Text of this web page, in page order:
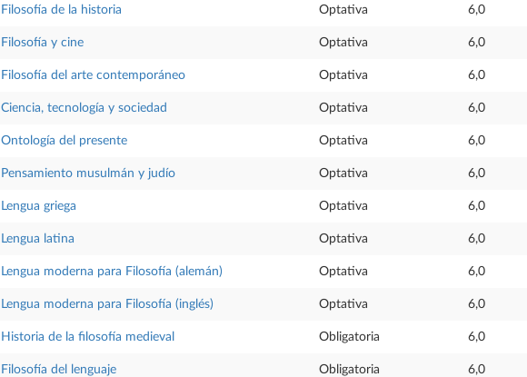
Filosofía de la historia Optativa 6,0
Filosofía y cine Optativa 6,0
Filosofía del arte contemporáneo Optativa 6,0
Ciencia, tecnología y sociedad Optativa 6,0
Ontología del presente Optativa 6,0
Pensamiento musulmán y judío Optativa 6,0
Lengua griega Optativa 6,0
Lengua latina Optativa 6,0
Lengua moderna para Filosofía (alemán) Optativa 6,0
Lengua moderna para Filosofía (inglés) Optativa 6,0
Historia de la filosofía medieval Obligatoria 6,0
Filosofía del lenguaje Obligatoria 6,0